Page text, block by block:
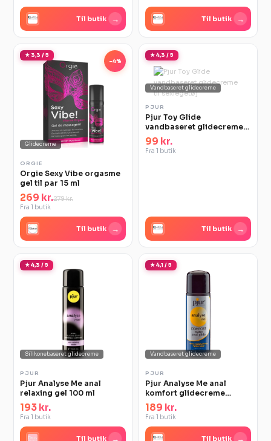
Til butik → Til butik →
★ 3,3 / 5
-4%
Glidecreme
ORGIE
Orgie Sexy Vibe orgasme
gel til par 15 ml
269 kr.279 kr.
Fra 1 butik
Til butik →
★ 4,3 / 5
Vandbaseret glidecreme
PJUR
Pjur Toy Glide
vandbaseret glidecreme
til sexlegetøj
99 kr.
Fra 1 butik
Til butik →
★ 4,3 / 5
Silikonebaseret glidecreme
PJUR
Pjur Analyse Me anal
relaxing gel 100 ml
193 kr.
Fra 1 butik
Til butik →
★ 4,1 / 5
Vandbaseret glidecreme
PJUR
Pjur Analyse Me anal
komfort glidecreme
vandbasis
189 kr.
Fra 1 butik
Til butik →